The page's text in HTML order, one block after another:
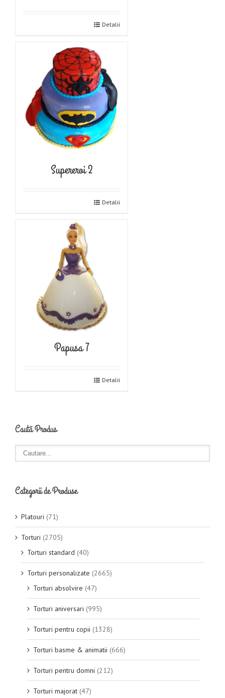
Detalii
Supereroi 2
Detalii
Papusa 7
Detalii
Caută Produs
Categorii de Produse
Platouri (71)
Torturi (2705)
Torturi standard (40)
Torturi personalizate (2665)
Torturi absolvire (47)
Torturi aniversari (995)
Torturi pentru copii (1328)
Torturi basme & animatii (666)
Torturi pentru domni (212)
Torturi majorat (47)